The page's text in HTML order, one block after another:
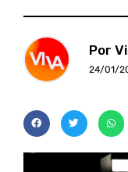
Por
24/01/